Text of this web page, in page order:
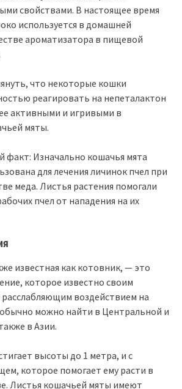
свойствами. В настоящее время
используется в домашней
ароматизатора в пищевой
что некоторые кошки
реагировать на непеталактон
активными и игривыми в
мяты.
факт: Изначально кошачья мята
для лечения личинок пчел при
меда. Листья растения помогали
пчел от нападения на их
известная как котовник, — это
которое известно своим
воздействием на
можно найти в Центральной и
в Азии.
высоты до 1 метра, и с
которое помогает ему расти в
Листья кошачьей мяты имеют